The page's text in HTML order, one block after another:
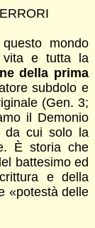
mondo
vita e tutta la
della prima
subdolo e
(Gen. 3;
il Demonio
da cui solo la
È storia che
battesimo ed
e della
«potestà delle